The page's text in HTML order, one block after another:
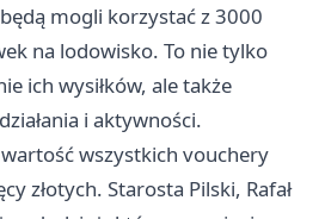
mogli korzystać z 3000
na lodowisko. To nie tylko
ich wysiłków, ale także
i aktywności.
wszystkich vouchery
złotych. Starosta Pilski, Rafał